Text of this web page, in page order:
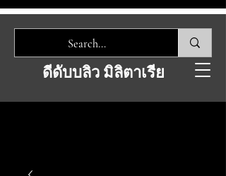
ดีดับบลิว มิลิตาเรีย